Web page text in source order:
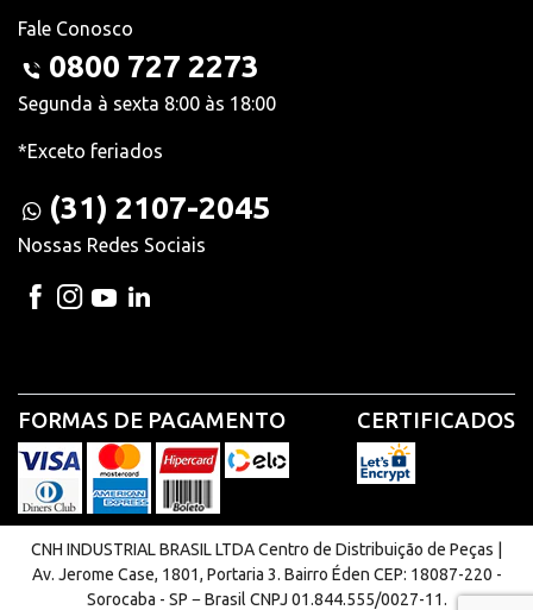
Fale Conosco
0800 727 2273
Segunda à sexta 8:00 às 18:00
*Exceto feriados
(31) 2107-2045
Nossas Redes Sociais
FORMAS DE PAGAMENTO CERTIFICADOS
CNH INDUSTRIAL BRASIL LTDA Centro de Distribuição de Peças |
Av. Jerome Case, 1801, Portaria 3. Bairro Éden CEP: 18087-220 -
Sorocaba - SP − Brasil CNPJ 01.844.555/0027-11.